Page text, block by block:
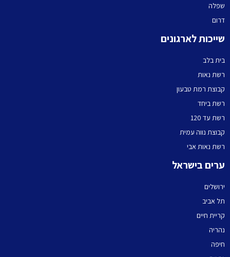
שפלה
דרום
שייכות לארגונים
בית בלב
רשת נאות
קבוצת רמת טבעון
רשת ביחד
רשת עד 120
קבוצת נווה עמית
רשת נאות אבי
ערים בישראל
ירושלים
תל אביב
קריית חיים
נהריה
חיפה